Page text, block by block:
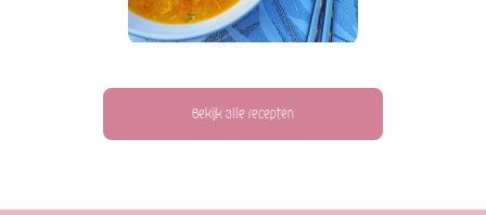
Bekijk alle recepten